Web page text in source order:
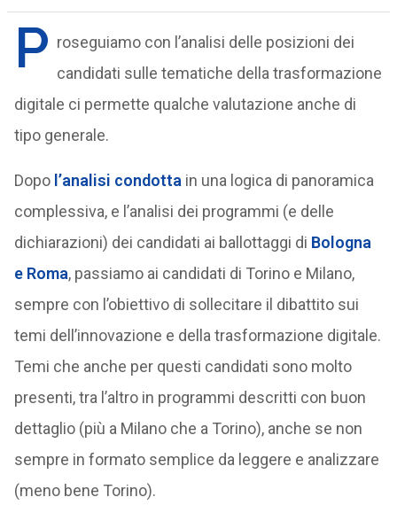
P roseguiamo con l’analisi delle posizioni dei
candidati sulle tematiche della trasformazione
digitale ci permette qualche valutazione anche di
tipo generale.
Dopo l’analisi condotta in una logica di panoramica
complessiva, e l’analisi dei programmi (e delle
dichiarazioni) dei candidati ai ballottaggi di Bologna
e Roma, passiamo ai candidati di Torino e Milano,
sempre con l’obiettivo di sollecitare il dibattito sui
temi dell’innovazione e della trasformazione digitale.
Temi che anche per questi candidati sono molto
presenti, tra l’altro in programmi descritti con buon
dettaglio (più a Milano che a Torino), anche se non
sempre in formato semplice da leggere e analizzare
(meno bene Torino).